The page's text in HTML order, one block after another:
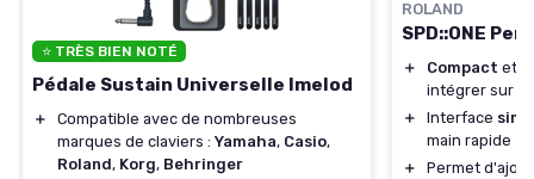
⭐ TRÈS BIEN NOTÉ
Pédale Sustain Universelle Imelod
＋
Compatible avec de nombreuses
marques de claviers : Yamaha, Casio,
Roland, Korg, Behringer
ROLAND
SPD::ONE
＋ Compact et
intégrer sur
＋
Interface
main rapide
＋
Permet